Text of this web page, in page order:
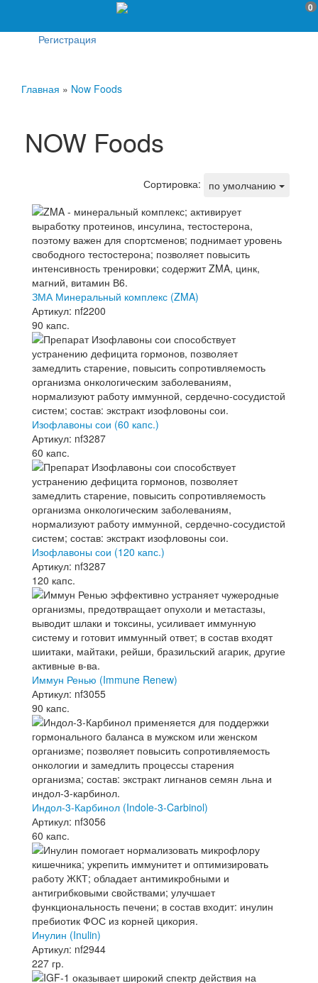
0
Регистрация
Главная » Now Foods
NOW Foods
Сортировка: по умолчанию
ЗМА Минеральный комплекс (ZMA)
Артикул: nf2200
90 капс.
Изофлавоны сои (60 капс.)
Артикул: nf3287
60 капс.
Изофлавоны сои (120 капс.)
Артикул: nf3287
120 капс.
Иммун Ренью (Immune Renew)
Артикул: nf3055
90 капс.
Индол-3-Карбинол (Indole-3-Carbinol)
Артикул: nf3056
60 капс.
Инулин (Inulin)
Артикул: nf2944
227 гр.